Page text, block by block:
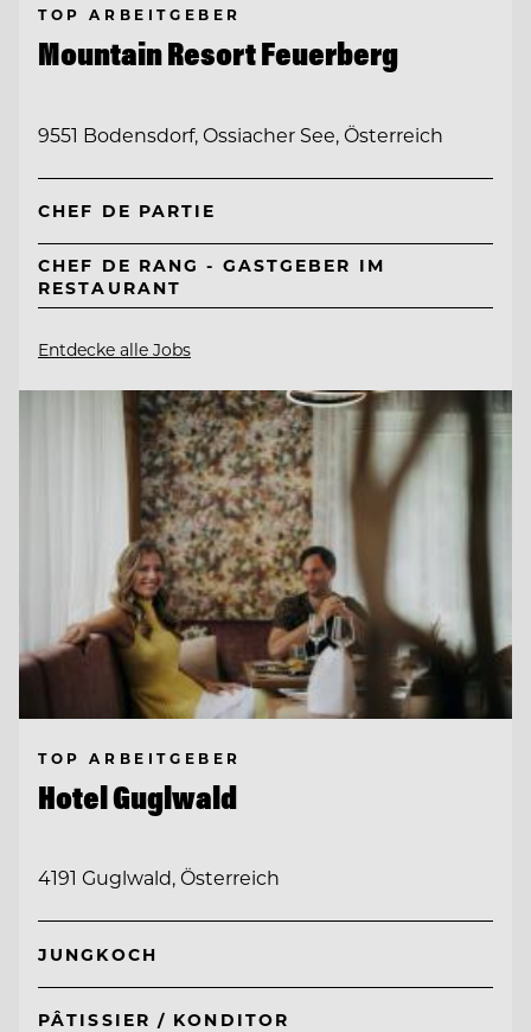
TOP ARBEITGEBER
Mountain Resort Feuerberg
9551 Bodensdorf, Ossiacher See, Österreich
CHEF DE PARTIE
CHEF DE RANG - GASTGEBER IM
RESTAURANT
Entdecke alle Jobs
TOP ARBEITGEBER
Hotel Guglwald
4191 Guglwald, Österreich
JUNGKOCH
PÂTISSIER / KONDITOR